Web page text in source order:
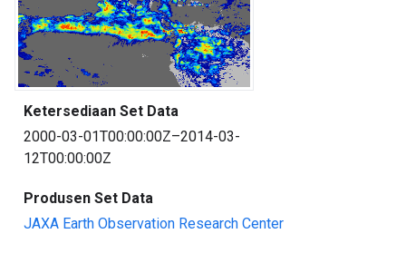
Ketersediaan Set Data
2000-03-01T00:00:00Z–2014-03-
12T00:00:00Z
Produsen Set Data
JAXA Earth Observation Research Center